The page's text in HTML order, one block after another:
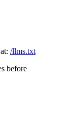
/llms.txt
before